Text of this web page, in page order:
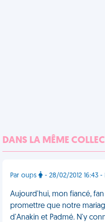
DANS LA MÊME
Par oups - 28/02/2012 16:43 -
Aujourd'hui, mon fiancé,
promettre que notre
d'Anakin et Padmé. N'y